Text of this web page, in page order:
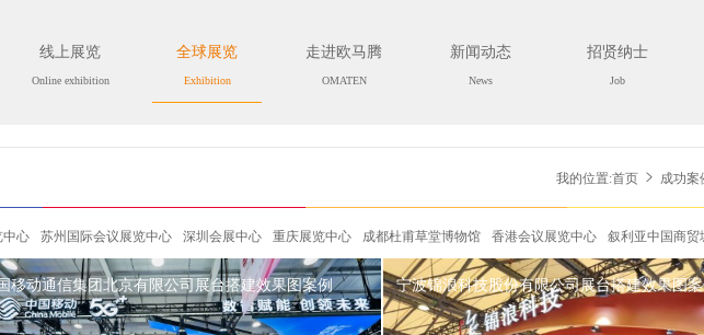
线上展览
Online exhibition
全球展览
Exhibition
走进欧马腾
OMATEN
新闻动态
News
招贤纳士
Job
我的位置:首页 成功案
苏州国际会议展览中心 深圳会展中心 重庆展览中心 成都杜甫草堂博物馆 香港会议展览中心 叙利亚中国商贸城
韩
中心 英国伦敦奥林匹克展览中心 巴西圣保罗北方展览中心 巴西.圣保罗.PRO MAGNO展览中心 新德里国际展览中心
移动通信集团北京有限公司展台搭建效果图案例 宁波锦浪科技股份有限公司展台搭建效果图